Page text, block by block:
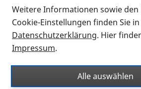
Thema Infomaterial auf der PRO
für blinde und sehbehinderte
Auf dieser Seite finden Sie
Ort. Nutzen Sie den Formatfilter,
nach Flyern und Broschüren,
Weitere Informationen sowie den
Cookie-Einstellungen finden Sie
Datenschutzerklärung. Hier
Impressum.
Alle auswählen